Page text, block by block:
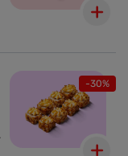
-30%